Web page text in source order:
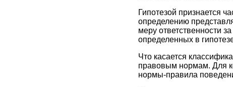
Гипотезой признается
определению
меру ответственности
определенных в
Что касается
правовым нормам. Для
нормы-правила